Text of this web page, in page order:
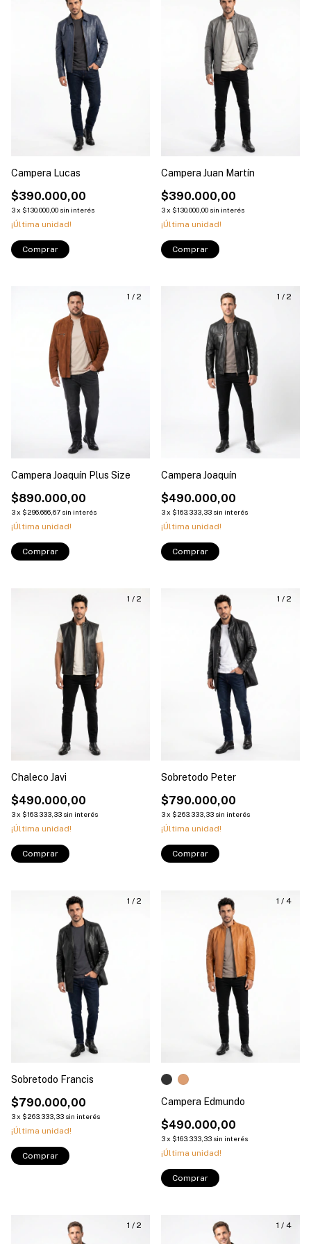
Campera Lucas
$390.000,00
3x $130.000,00 sin interés
¡Última unidad!
Comprar
Campera Juan Martín
$390.000,00
3x $130.000,00 sin interés
¡Última unidad!
Comprar
1 / 2
Campera Joaquín Plus Size
$890.000,00
3x $296.666,67 sin interés
¡Última unidad!
Comprar
1 / 2
Campera Joaquín
$490.000,00
3x $163.333,33 sin interés
¡Última unidad!
Comprar
1 / 2
Chaleco Javi
$490.000,00
3x $163.333,33 sin interés
¡Última unidad!
Comprar
1 / 2
Sobretodo Peter
$790.000,00
3x $263.333,33 sin interés
¡Última unidad!
Comprar
1 / 2
Sobretodo Francis
$790.000,00
3x $263.333,33 sin interés
¡Última unidad!
Comprar
1 / 4
Campera Edmundo
$490.000,00
3x $163.333,33 sin interés
¡Última unidad!
Comprar
1 / 2 1 / 4